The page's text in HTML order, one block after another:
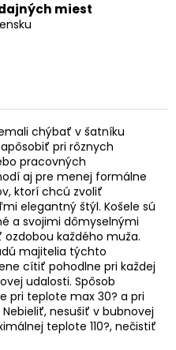
miest
chýbať v šatníku
pri rôznych
pracovných
aj pre menej formálne
ktorí chcú zvoliť
elegantný štýl. Košele sú
a svojimi dômyselnými
každého muža.
majitelia týchto
cítiť pohodlne pri každej
udalosti. Spôsob
pri teplote max 30? a pri
nesušiť v bubnovej
teplote 110?, nečistiť